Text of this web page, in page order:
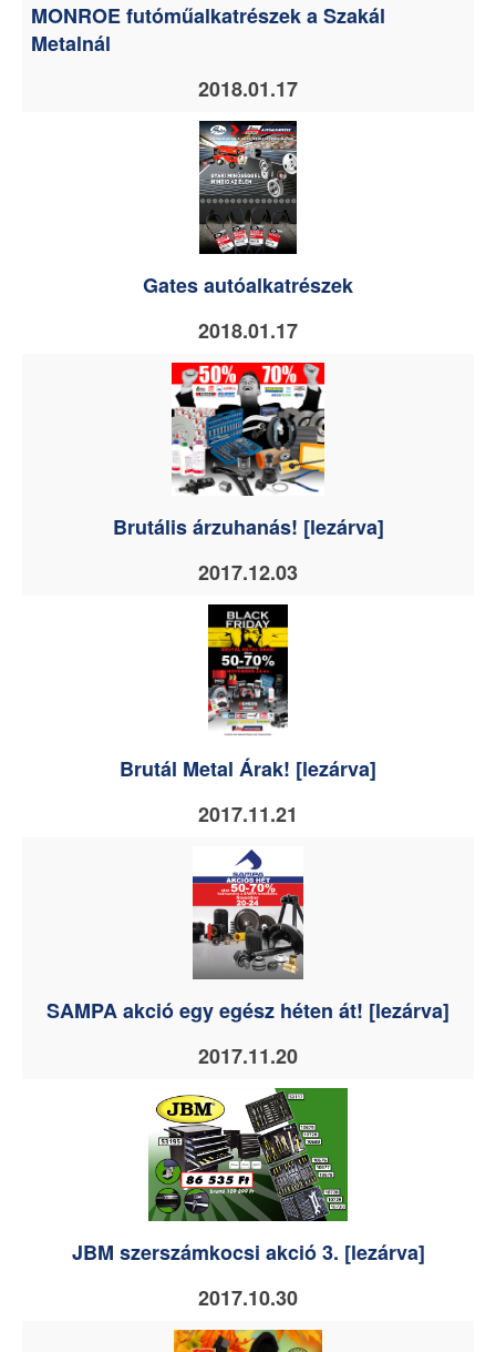
MONROE futóműalkatrészek a Szakál
Metalnál
2018.01.17
Gates autóalkatrészek
2018.01.17
Brutális árzuhanás! [lezárva]
2017.12.03
Brutál Metal Árak! [lezárva]
2017.11.21
SAMPA akció egy egész héten át! [lezárva]
2017.11.20
JBM szerszámkocsi akció 3. [lezárva]
2017.10.30